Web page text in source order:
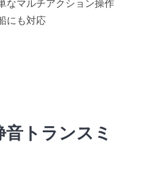
なマルチアクション操作
にも対応
トランスミ